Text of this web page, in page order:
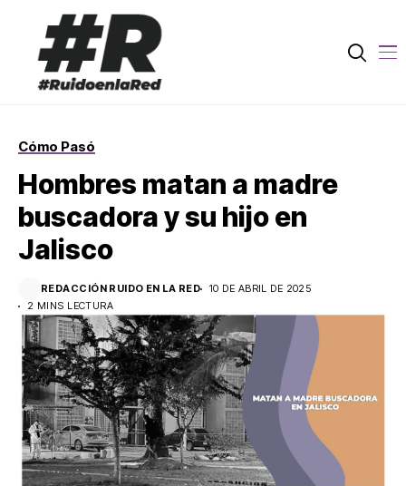
Cómo Pasó
Hombres matan a madre
buscadora y su hijo en
Jalisco
REDACCIÓN RUIDO EN LA RED
10 DE ABRIL DE 2025
2 MINS LECTURA